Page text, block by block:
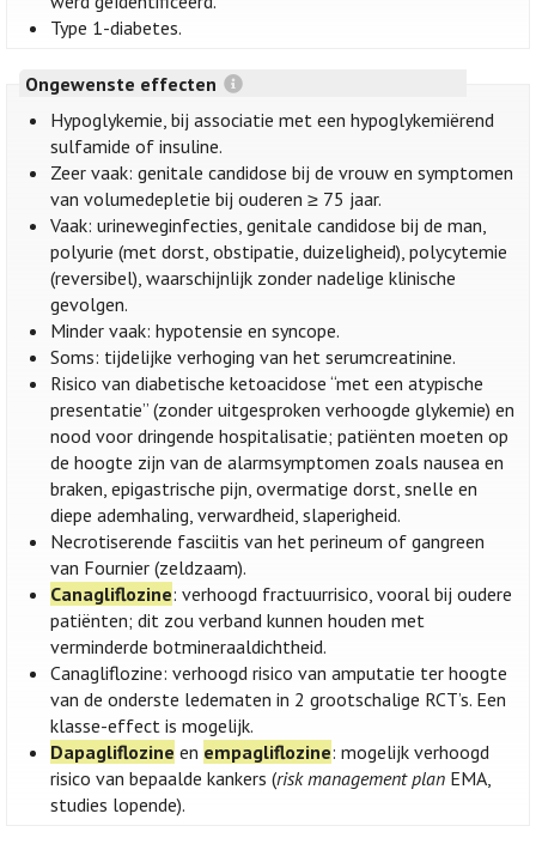
Type 1-diabetes.
Ongewenste effecten
Hypoglykemie, bij associatie met een hypoglykemiërend
sulfamide of insuline.
Zeer vaak: genitale candidose bij de vrouw en symptomen
van volumedepletie bij ouderen ≥ 75 jaar.
Vaak: urineweginfecties, genitale candidose bij de man,
polyurie (met dorst, obstipatie, duizeligheid), polycytemie
(reversibel), waarschijnlijk zonder nadelige klinische
gevolgen.
Minder vaak: hypotensie en syncope.
Soms: tijdelijke verhoging van het serumcreatinine.
Risico van diabetische ketoacidose “met een atypische
presentatie” (zonder uitgesproken verhoogde glykemie) en
nood voor dringende hospitalisatie; patiënten moeten op
de hoogte zijn van de alarmsymptomen zoals nausea en
braken, epigastrische pijn, overmatige dorst, snelle en
diepe ademhaling, verwardheid, slaperigheid.
Necrotiserende fasciitis van het perineum of gangreen
van Fournier (zeldzaam).
Canagliflozine: verhoogd fractuurrisico, vooral bij oudere
patiënten; dit zou verband kunnen houden met
verminderde botmineraaldichtheid.
Canagliflozine: verhoogd risico van amputatie ter hoogte
van de onderste ledematen in 2 grootschalige RCT’s. Een
klasse-effect is mogelijk.
Dapagliflozine en empagliflozine: mogelijk verhoogd
risico van bepaalde kankers (risk management plan EMA,
studies lopende).